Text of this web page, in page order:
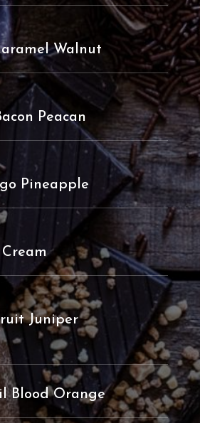
Walnut
Peacan
Pineapple
Juniper
Blood Orange